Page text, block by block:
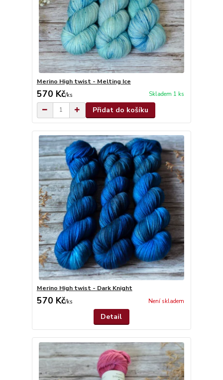
Merino High twist - Melting Ice
570 Kč/ks Skladem 1 ks
Přidat do košíku
Merino High twist - Dark Knight
570 Kč/ks Není skladem
Detail